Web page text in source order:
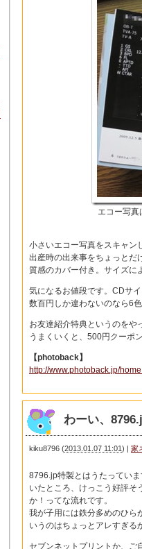
エコー写
小さいエコー写真をスキャン
出産時の出来事をちょっとだ
質感のカバー付き。サイズに
気になるお値段です。CDサ
数百円しか違わないのなら6
お友達紹介特典というのをや
うまくいくと、500円クーポ
【photoback】
http://www.photoback.jp/
わーい、
kiku8796 (2013.01.07 11:01) | 家
8796.jp特製とはうたってい
いたところ、けっこう好評そ
か！ってな流れです。
我が子用には鉄分多めのひら
いうのはちょっとアレすぎる
セブンネットプリントか、ご